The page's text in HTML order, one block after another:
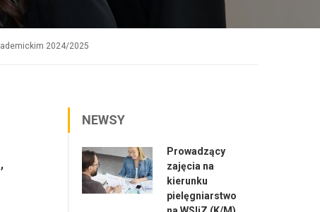
2024/2025
NEWSY
Prowadzący
zajęcia na
kierunku
pielęgniarstwo